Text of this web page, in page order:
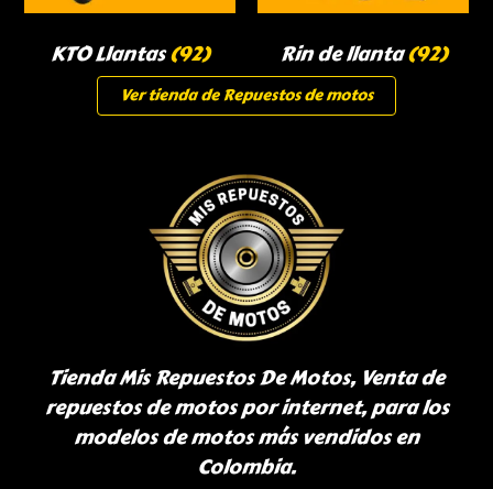
KTO Llantas(92) Rin de llanta(92)
Ver tienda de Repuestos de motos
Tienda Mis Repuestos De Motos, Venta de
repuestos de motos por internet, para los
modelos de motos más vendidos en
Colombia.